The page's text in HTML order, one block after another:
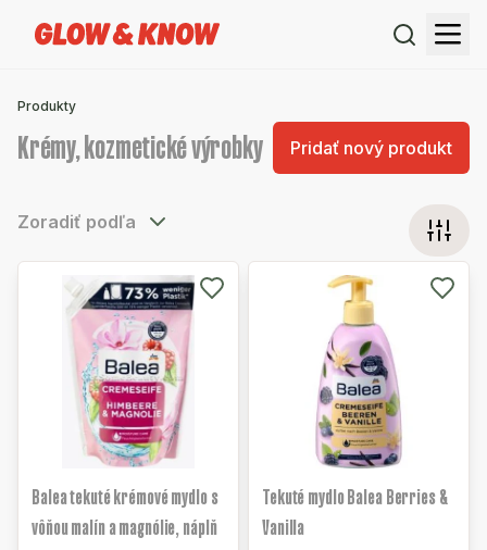
Produkty
Krémy, kozmetické výrobky Pridať nový produkt
Zoradiť podľa
Balea tekuté krémové mydlo s
vôňou malín a magnólie, náplň
Tekuté mydlo Balea Berries &
Vanilla